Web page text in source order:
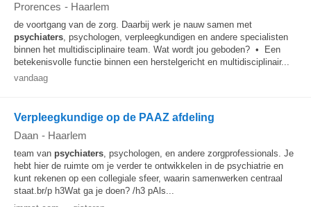
Prorences - Haarlem
de voortgang van de zorg. Daarbij werk je nauw samen met
psychiaters, psychologen, verpleegkundigen en andere specialisten
binnen het multidisciplinaire team. Wat wordt jou geboden? • Een
betekenisvolle functie binnen een herstelgericht en multidisciplinair...
vandaag
Verpleegkundige op de PAAZ afdeling
Daan - Haarlem
team van psychiaters, psychologen, en andere zorgprofessionals. Je
hebt hier de ruimte om je verder te ontwikkelen in de psychiatrie en
kunt rekenen op een collegiale sfeer, waarin samenwerken centraal
staat.br/p h3Wat ga je doen? /h3 pAls...